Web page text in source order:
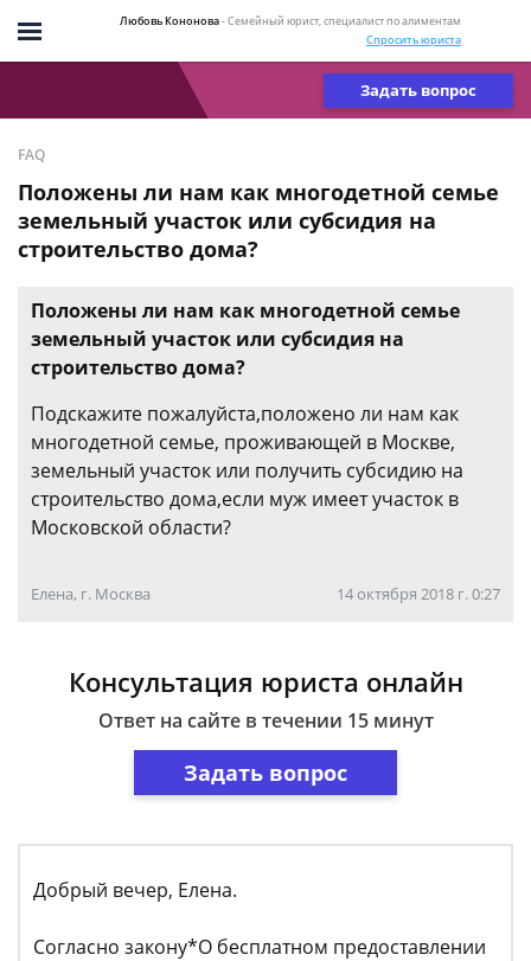
Любовь Кононова- Семейный юрист, специалист по алиментам
Спросить юриста
Задать вопрос
FAQ
Положены ли нам как многодетной семье
земельный участок или субсидия на
строительство дома?
Положены ли нам как многодетной семье
земельный участок или субсидия на
строительство дома?
Подскажите пожалуйста,положено ли нам как
многодетной семье, проживающей в Москве,
земельный участок или получить субсидию на
строительство дома,если муж имеет участок в
Московской области?
Елена, г. Москва 14 октября 2018 г. 0:27
Консультация юриста онлайн
Ответ на сайте в течении 15 минут
Задать вопрос
Добрый вечер, Елена.
Согласно закону*О бесплатном предоставлении